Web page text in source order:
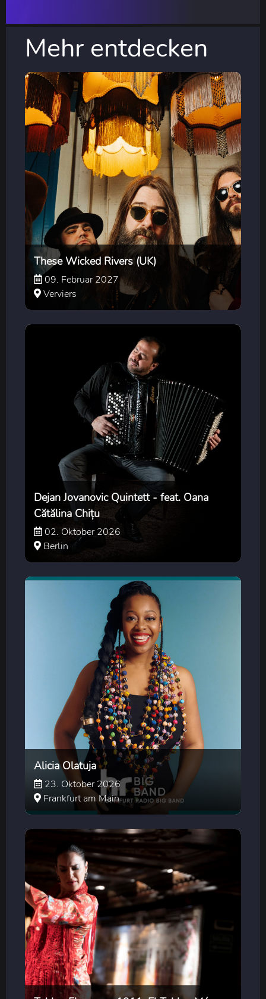
Mehr entdecken
These Wicked Rivers (UK)
09. Februar 2027
Verviers
Dejan Jovanovic Quintett - feat. Oana
Cătălina Chițu
02. Oktober 2026
Berlin
Alicia Olatuja
23. Oktober 2026
Frankfurt am Main